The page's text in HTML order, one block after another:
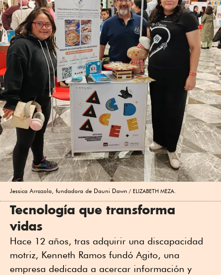
Jessica Arrazola, fundadora de Dauni Dawn ELIZABETH MEZA.
Tecnología que transforma
vidas
Hace 12 años, tras adquirir una discapacidad
motriz, Kenneth Ramos fundó Agito, una
empresa dedicada a acercar información y